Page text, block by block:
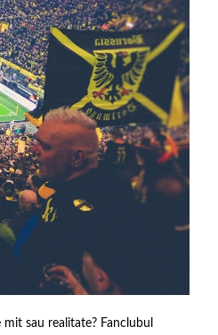
sau realitate? Fanclubul